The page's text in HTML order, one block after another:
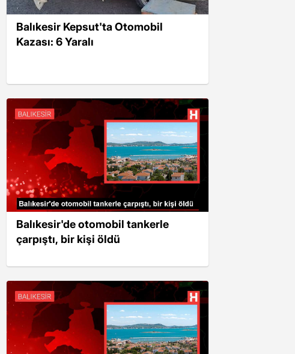
Balıkesir Kepsut'ta Otomobil
Kazası: 6 Yaralı
Balıkesir'de otomobil tankerle
çarpıştı, bir kişi öldü